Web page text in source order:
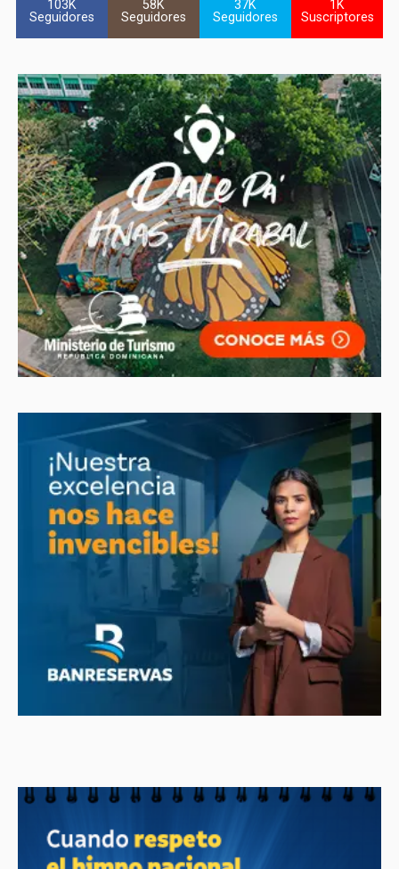
103K
Seguidores
58K
Seguidores
37K
Seguidores
1K
Suscriptores